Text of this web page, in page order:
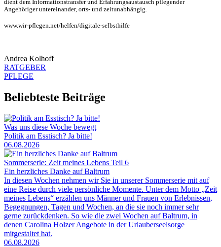
dient dem Informationstransfer und Erfahrungsaustausch pflegender
Angehöriger untereinander, orts- und zeitunabhängig.
www.wir-pflegen.net/helfen/digitale-selbsthilfe
Andrea Kolhoff
RATGEBER
PFLEGE
Beliebteste Beiträge
Was uns diese Woche bewegt
Politik am Esstisch? Ja bitte!
06.08.2026
Sommerserie: Zeit meines Lebens Teil 6
Ein herzliches Danke auf Baltrum
In diesen Wochen nehmen wir Sie in unserer Sommerserie mit auf
eine Reise durch viele persönliche Momente. Unter dem Motto „Zeit
meines Lebens“ erzählen uns Männer und Frauen von Erlebnissen,
Begegnungen, Tagen und Wochen, an die sie noch immer sehr
gerne zurückdenken. So wie die zwei Wochen auf Baltrum, in
denen Carolina Holzer Angebote in der Urlauberseelsorge
mitgestaltet hat.
06.08.2026